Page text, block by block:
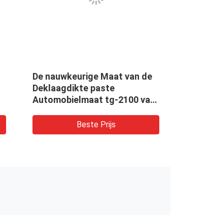
De nauwkeurige Maat van de
Deklaagdikte paste
Automobielmaat tg-2100 van
Beste Prijs